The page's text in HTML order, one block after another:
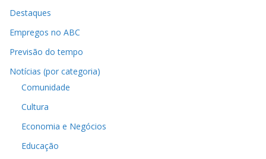
Destaques
Empregos no ABC
Previsão do tempo
Notícias (por categoria)
Comunidade
Cultura
Economia e Negócios
Educação